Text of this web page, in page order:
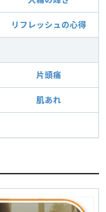
リフレッシュの心得
片頭痛
肌あれ